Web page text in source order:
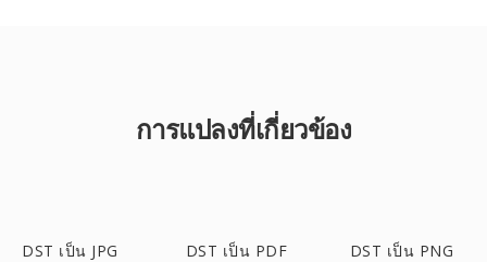
การแปลงที่เกี่ยวข้อง
DST เป็น JPG DST เป็น PDF DST เป็น PNG